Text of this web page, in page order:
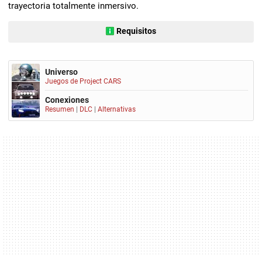
trayectoria totalmente inmersivo.
Requisitos
Universo
Juegos de Project CARS
Conexiones
Resumen DLC Alternativas